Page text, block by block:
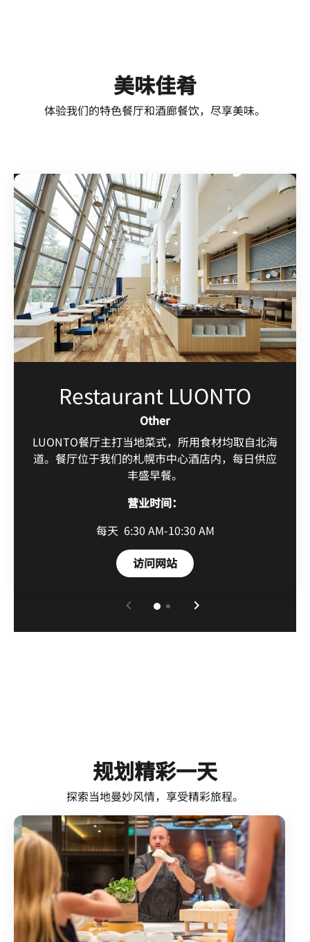
美味佳肴
体验我们的特色餐厅和酒廊餐饮，尽享美味。
Restaurant LUONTO
Other
LUONTO餐厅主打当地菜式，所用食材均取自北海
道。餐厅位于我们的札幌市中心酒店内，每日供应
丰盛早餐。
营业时间：
每天 6:30 AM-10:30 AM
访问网站Open in New Tab
规划精彩一天
探索当地曼妙风情，享受精彩旅程。